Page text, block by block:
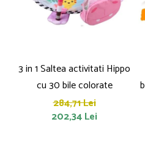
3 in 1 Saltea activitati Hippo
cu 30 bile colorate
284,71 Lei
202,34 Lei